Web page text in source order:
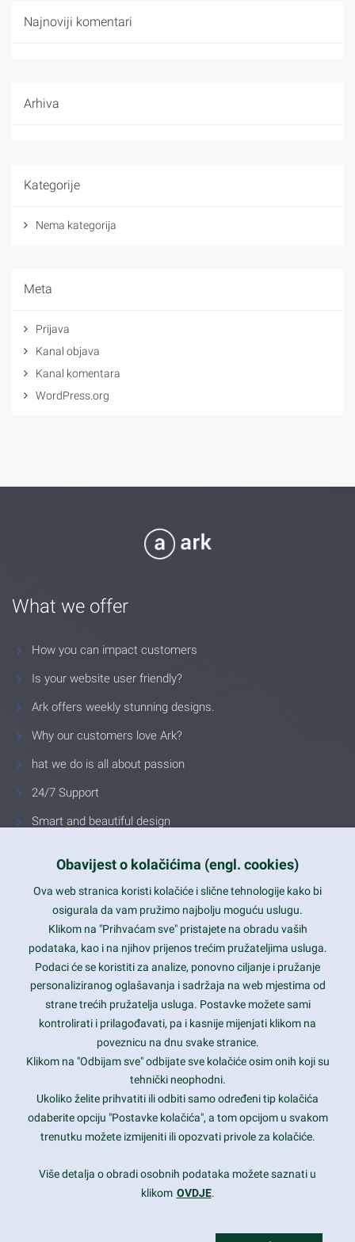
Najnoviji komentari
Arhiva
Kategorije
Nema kategorija
Meta
Prijava
Kanal objava
Kanal komentara
WordPress.org
What we offer
How you can impact customers
Is your website user friendly?
Ark offers weekly stunning designs.
Why our customers love Ark?
hat we do is all about passion
24/7 Support
Smart and beautiful design
Latest trends and much more...
Contact Info
1600 Amphitheatre Parkway, Mountain View, CA 94043
prothemes.net@gmail.com
Daily: 9:00 am - 6:00 pm
Sunday: Closed
Copyright 2017FRESHFACE© All Rights Reserved
Obavijest o kolačićima (engl. cookies)
Ova web stranica koristi kolačiće i slične tehnologije kako bi
osigurala da vam pružimo najbolju moguću uslugu.
Klikom na "Prihvaćam sve" pristajete na obradu vaših
podataka, kao i na njihov prijenos trećim pružateljima usluga.
Podaci će se koristiti za analize, ponovno ciljanje i pružanje
personaliziranog oglašavanja i sadržaja na web mjestima od
strane trećih pružatelja usluga. Postavke možete sami
kontrolirati i prilagođavati, pa i kasnije mijenjati klikom na
poveznicu na dnu svake stranice.
Klikom na "Odbijam sve" odbijate sve kolačiće osim onih koji su
tehnički neophodni.
Ukoliko želite prihvatiti ili odbiti samo određeni tip kolačića
odaberite opciju "Postavke kolačića", a tom opcijom u svakom
trenutku možete izmijeniti ili opozvati privole za kolačiće.
Više detalja o obradi osobnih podataka možete saznati u
klikom OVDJE.